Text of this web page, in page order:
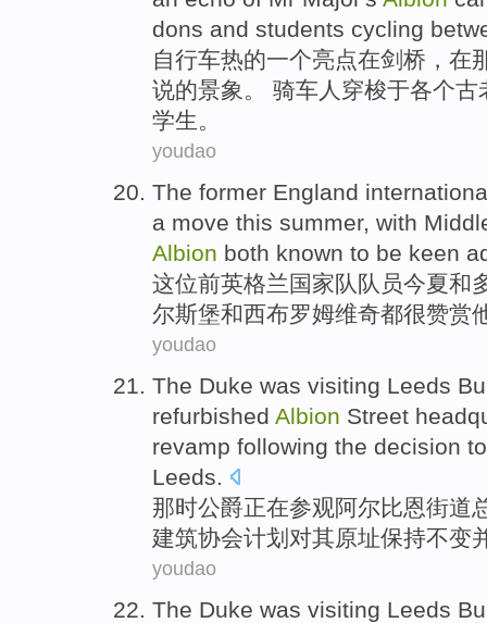
dons and students cycling
自行车热的一个亮点在剑桥 ， 在
说的景象。 骑车人穿梭于各个古
学生。
youdao
The former England
a move this summer, with
Albion both known to be keen
这位前英格兰 国家队 队员今夏和
尔斯堡和西布罗姆维奇都很赞赏
youdao
The Duke was visiting Leeds
refurbished Albion Street
revamp following the decision
Leeds.
那时公爵正在参观阿尔比恩街道
建筑协会计划对其原址保持不变
youdao
The Duke was visiting Leeds